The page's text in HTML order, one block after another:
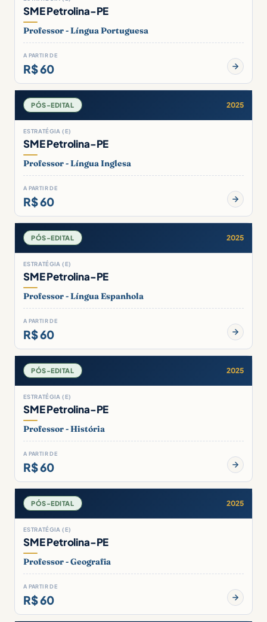
SME Petrolina-PE
Professor - Língua Portuguesa
A PARTIR DE
R$ 60
PÓS-EDITAL 2025
ESTRATÉGIA (E)
SME Petrolina-PE
Professor - Língua Inglesa
A PARTIR DE
R$ 60
PÓS-EDITAL 2025
ESTRATÉGIA (E)
SME Petrolina-PE
Professor - Língua Espanhola
A PARTIR DE
R$ 60
PÓS-EDITAL 2025
ESTRATÉGIA (E)
SME Petrolina-PE
Professor - História
A PARTIR DE
R$ 60
PÓS-EDITAL 2025
ESTRATÉGIA (E)
SME Petrolina-PE
Professor - Geografia
A PARTIR DE
R$ 60